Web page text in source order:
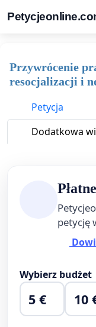
Przywrócenie
resocjalizacji i
Petycja
Dodatkowa
petycję
Wybierz budżet
5 € 10